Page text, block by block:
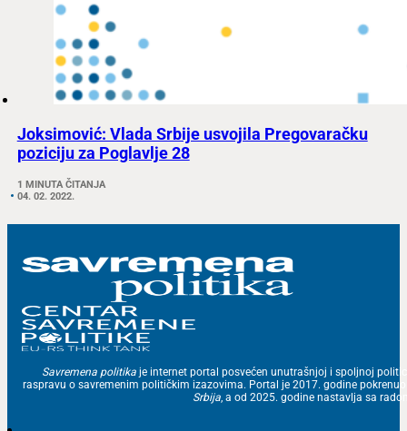
Joksimović: Vlada Srbije usvojila Pregovaračku
poziciju za Poglavlje 28
1 MINUTA ČITANJA
04. 02. 2022.
Savremena politika je internet portal posvećen unutrašnjoj i spoljnoj
raspravu o savremenim političkim izazovima. Portal je 2017. godine
Srbija, a od 2025. godine nastavlja sa